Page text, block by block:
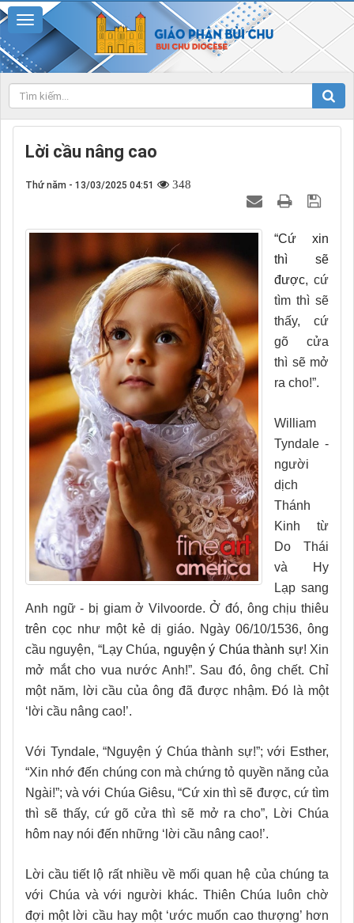
Lời cầu nâng cao
Thứ năm - 13/03/2025 04:51 348
“Cứ xin
thì sẽ
được, cứ
tìm thì sẽ
thấy, cứ
gõ cửa
thì sẽ mở
ra cho!”.
William
Tyndale -
người
dịch
Thánh
Kinh từ
Do Thái
và Hy
Lạp sang
Anh ngữ - bị giam ở Vilvoorde. Ở đó, ông chịu thiêu
trên cọc như một kẻ dị giáo. Ngày 06/10/1536, ông
cầu nguyện, “Lạy Chúa, nguyệný Chúa thành sự! Xin
mở mắt cho vua nước Anh!”. Sau đó, ông chết. Chỉ
một năm, lời cầu của ông đã được nhậm. Đó là một
‘lời cầu nâng cao!’.
Với Tyndale, “Nguyện ý Chúa thành sự!”; với Esther,
“Xin nhớ đến chúng con mà chứng tỏ quyền năng của
Ngài!”; và với Chúa Giêsu, “Cứ xin thì sẽ được, cứ tìm
thì sẽ thấy, cứ gõ cửa thì sẽ mở ra cho”, Lời Chúa
hôm nay nói đến những ‘lời cầu nâng cao!’.
Lời cầu tiết lộ rất nhiều về mối quan hệ của chúng ta
với Chúa và với người khác. Thiên Chúa luôn chờ
đợi một lời cầu hay một ‘ước muốn cao thượng’ hơn